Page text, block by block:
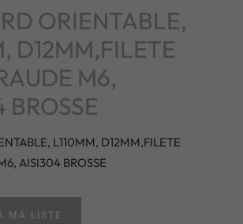
ORIENTABLE,
D12MM,FILETE
M6,
L110MM, D12MM,FILETE
AISI304 BROSSE
MA LISTE